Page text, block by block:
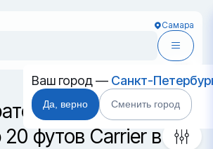
Самара
Ваш город — Санкт-
Да, верно Сменить город
20 футов Carrier в